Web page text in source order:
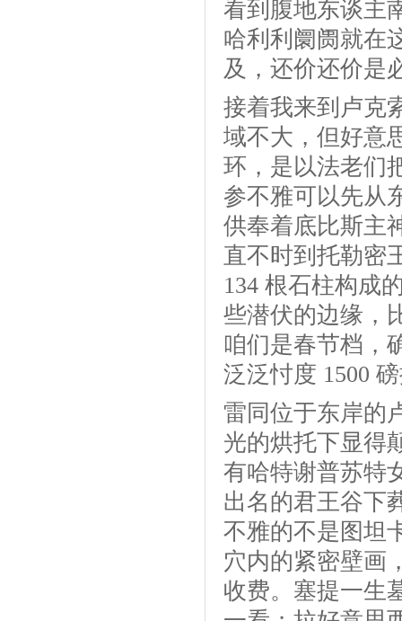
看到腹地东谈主
哈利利阛阓就在
及，还价还价是
接着我来到卢克
域不大，但好意
环，是以法老们
参不雅可以先从
供奉着底比斯主
直不时到托勒密
134 根石柱构成
些潜伏的边缘，
咱们是春节档，
泛泛忖度 1500
雷同位于东岸的
光的烘托下显得
有哈特谢普苏特
出名的君王谷下
不雅的不是图坦
穴内的紧密壁画
收费。塞提一生